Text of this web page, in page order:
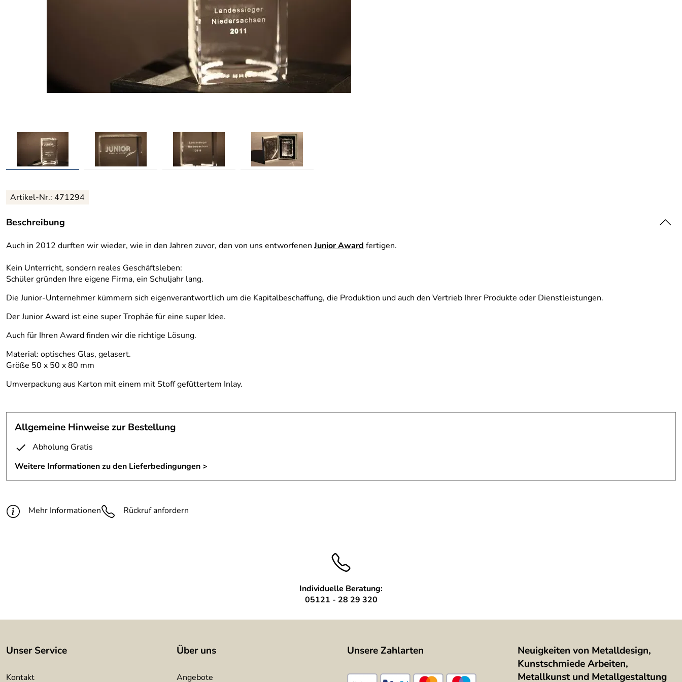
Artikel-Nr.: 471294
Beschreibung
Auch in 2012 durften wir wieder, wie in den Jahren zuvor, den von uns entworfenenJunior Award fertigen.
Kein Unterricht, sondern reales Geschäftsleben:
Schüler gründen Ihre eigene Firma, ein Schuljahr lang.
Die Junior-Unternehmer kümmern sich eigenverantwortlich um die Kapitalbeschaffung, die Produktion und auch den Vertrieb Ihrer Produkte oder Dienstleistungen.
Der Junior Award ist eine super Trophäe für eine super Idee.
Auch für Ihren Award finden wir die richtige Lösung.
Material: optisches Glas, gelasert.
Größe 50 x 50 x 80 mm
Umverpackung aus Karton mit einem mit Stoff gefüttertem Inlay.
Allgemeine Hinweise zur Bestellung
Abholung Gratis
Weitere Informationen zu den Lieferbedingungen >
Mehr Informationen Rückruf anfordern
Individuelle Beratung:
05121 - 28 29 320
Unser Service
Kontakt
Über uns
Angebote
Unsere Zahlarten
Neuigkeiten von Metalldesign,
Kunstschmiede Arbeiten,
Metallkunst und Metallgestaltung